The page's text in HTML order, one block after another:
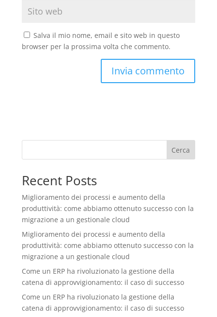
Salva il mio nome, email e sito web in questo
browser per la prossima volta che commento.
Cerca
Recent Posts
Miglioramento dei processi e aumento della
produttività: come abbiamo ottenuto successo con la
migrazione a un gestionale cloud
Miglioramento dei processi e aumento della
produttività: come abbiamo ottenuto successo con la
migrazione a un gestionale cloud
Come un ERP ha rivoluzionato la gestione della
catena di approvvigionamento: il caso di successo
Come un ERP ha rivoluzionato la gestione della
catena di approvvigionamento: il caso di successo